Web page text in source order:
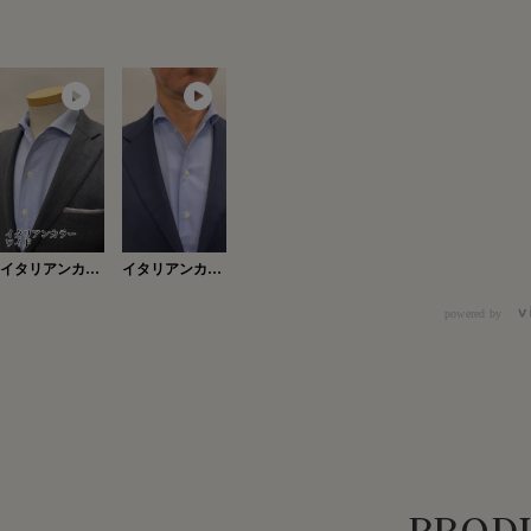
イタリアンカラ
イタリアンカラ
powered by